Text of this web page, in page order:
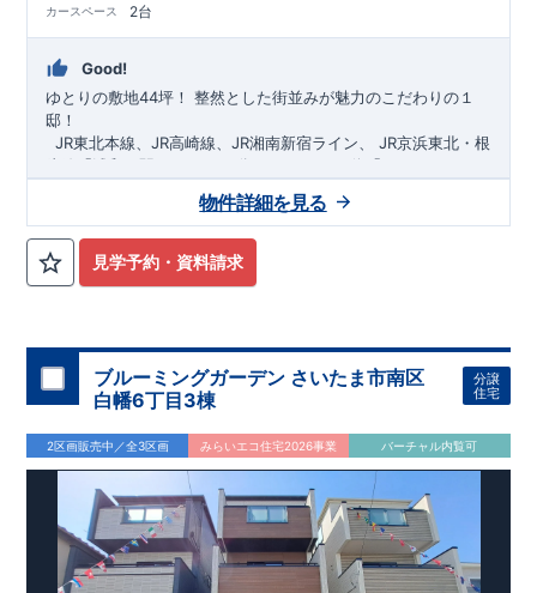
カースペース 2台
Good!
ゆとりの敷地44坪！ ​整然とした街並みが魅力のこだわりの１
邸！
​ ​ ​JR東北本線、JR高崎線、JR湘南新宿ライン、
JR京浜東北・根
岸線「浦和 」駅までバス36 分 バス停「
バス停「 大久保支所
12分​​​◆設計・建設性能評価ｗ取得！​◎性能評価とは​​【設
計住宅性能評価】 ​建物設計段階で、国が定めた
関
が評価しております！ ​ 【 建設
地震に強い住宅です！​冬は暖かく夏は涼しくて快適♪ 省エ
ネに優れた断熱等性能５を取得！ ​ ​ その他項目も評価を受け
ており、性能に特化した住宅です！
​大久保小学校まで徒歩12分、
校まで徒歩12分！​幼稚園、保育園までは徒歩20分圏内！​ ◆
広々とした敷地！ ​敷地は44坪超
間取りプラン採用！
​ ​◆こだわりの内装！
洗濯物が干せる室内物干し ​浴室乾燥暖房機付き！​食洗機
付きシステムキッチン！​ ​
平日、休日 時間帯問わずご案内可
能です！​お気軽にお問い合わせください！ ​【お問い合わせ】
048-710-5571 (営業時間 9:30～18:30 火水定休日)
見学予約・資料請求
物件詳細を見る
ブルーミングガーデン さいたま市南区
白幡6丁目3棟
分譲
住宅
2区画販売中／全3区画 みらいエコ住宅2026事業 バーチャル内覧可